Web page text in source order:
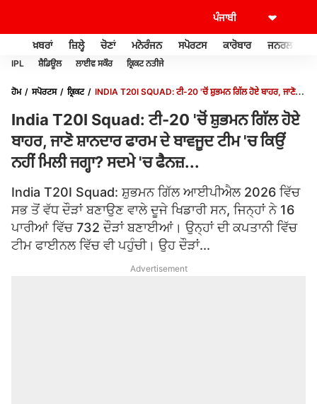
ਖ਼ਬਰਾਂ ਜ਼ਿਲ੍ਹੇ ਚੋਣਾਂ ਮਨੋਰੰਜਨ ਸਪੋਰਟਸ ਕਾਰੋਬਾਰ ਜਨਰਲ ਨੌਲਜ
IPL ਸ਼ੈਡਿਊਲ ਲਾਈਵ ਸਕੌਰ ਕ੍ਰਿਕਟ ਨਤੀਜੇ
ਹੋਮ ਸਪੋਰਟਸ ਕ੍ਰਿਕਟ
INDIA T20I SQUAD: ਟੀ-20 'ਚੋਂ ਸ਼ੁਭਮਨ ਗਿੱਲ ਹੋਏ ਬਾਹਰ, ਜਾਣੋ
India T20I Squad: ਟੀ-20 'ਚੋਂ ਸ਼ੁਭਮਨ ਗਿੱਲ ਹੋਏ
ਬਾਹਰ, ਜਾਣੋ ਸ਼ਾਨਦਾਰ ਫਾਰਮ ਦੇ ਬਾਵਜੂਦ ਟੀਮ 'ਚ ਕਿਉਂ
ਨਹੀਂ ਮਿਲੀ ਜਗ੍ਹਾ? ਸਦਮੇ 'ਚ ਫੈਨਜ਼...
India T20I Squad: ਸ਼ੁਭਮਨ ਗਿੱਲ ਆਈਪੀਐਲ 2026 ਵਿੱਚ
ਸਭ ਤੋਂ ਵੱਧ ਦੌੜਾਂ ਬਣਾਉਣ ਵਾਲੇ ਦੂਜੇ ਖਿਡਾਰੀ ਸਨ, ਜਿਨ੍ਹਾਂ ਨੇ 16
ਪਾਰੀਆਂ ਵਿੱਚ 732 ਦੌੜਾਂ ਬਣਾਈਆਂ। ਉਨ੍ਹਾਂ ਦੀ ਕਪਤਾਨੀ ਵਿੱਚ
ਟੀਮ ਫਾਈਨਲ ਵਿੱਚ ਵੀ ਪਹੁੰਚੀ। ਉਹ ਦੌੜਾਂ...
Advertisement